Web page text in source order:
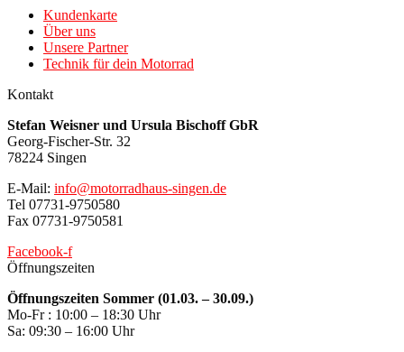
Kundenkarte
Über uns
Unsere Partner
Technik für dein Motorrad
Kontakt
Stefan Weisner und Ursula Bischoff GbR
Georg-Fischer-Str. 32
78224 Singen
E-Mail: info@motorradhaus-singen.de
Tel 07731-9750580
Fax 07731-9750581
Facebook-f
Öffnungszeiten
Öffnungszeiten Sommer (01.03. – 30.09.)
Mo-Fr : 10:00 – 18:30 Uhr
Sa: 09:30 – 16:00 Uhr